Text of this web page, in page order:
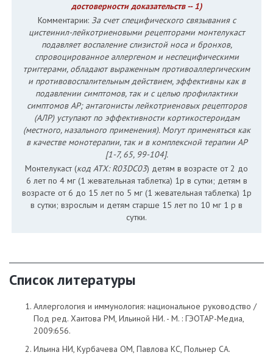
достоверности доказательств -- 1)
Комментарии: За счет специфического связывания с
цистеинил-лейкотриеновыми рецепторами монтелукаст
подавляет воспаление слизистой носа и бронхов,
спровоцированное аллергеном и неспецифическими
триггерами, обладают выраженным противоаллергическим
и противовоспалительным действием, эффективны как в
подавлении симптомов, так и с целью профилактики
симптомов АР; антагонисты лейкотриеновых рецепторов
(АЛР) уступают по эффективности кортикостероидам
(местного, назального применения). Могут применяться как
в качестве монотерапии, так и в комплексной терапии АР
[1-7, 65, 99-104].
Монтелукаст (код АТХ: R03DC03) детям в возрасте от 2 до
6 лет по 4 мг (1 жевательная таблетка) 1р в сутки; детям в
возрасте от 6 до 15 лет по 5 мг (1 жевательная таблетка) 1р
в сутки; взрослым и детям старше 15 лет по 10 мг 1 р в
сутки.
Список литературы
Аллергология и иммунология: национальное руководство /
Под ред. Хаитова РМ, Ильиной НИ. - М. : ГЭОТАР-Медиа,
2009:656.
Ильина НИ, Курбачева ОМ, Павлова КС, Польнер СА.